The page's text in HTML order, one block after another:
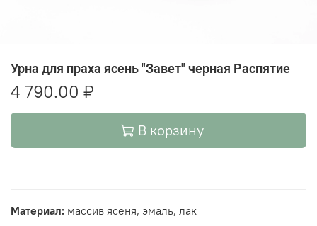
Урна для праха ясень "Завет" черная Распятие
4 790.00 ₽
В корзину
Материал: массив ясеня, эмаль, лак